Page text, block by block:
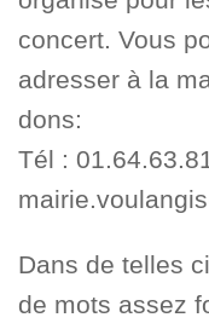
concert. Vous
adresser à la
dons:
Tél :
Dans de telles
de mots assez